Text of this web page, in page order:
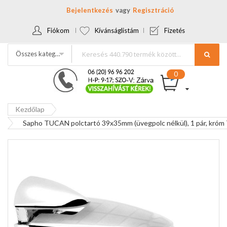
Bejelentkezés Regisztráció
Fiókom Kívánságlistám Fizetés
Összes kategória
Kezdőlap
Sapho TUCAN polctartó 39x35mm (üvegpolc nélkül), 1 pár,